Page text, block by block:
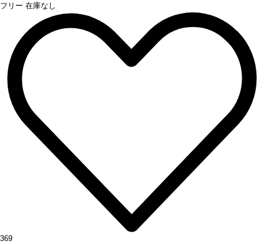
フリー 在庫なし
369